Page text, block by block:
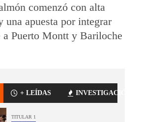
comenzó con alta
una apuesta por integrar
a Puerto Montt y Bariloche
+ LEÍDAS INVESTIGACIÓN
TITULAR 1